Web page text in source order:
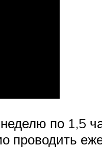
по 1,5
проводить